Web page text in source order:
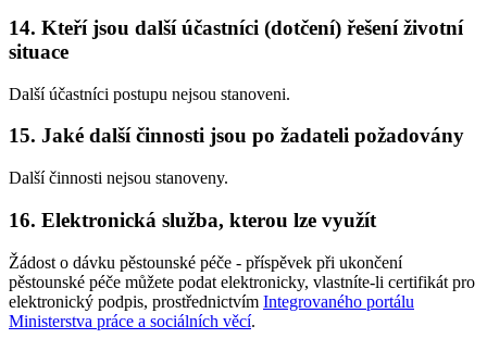
14. Kteří jsou další účastníci (dotčení) řešení životní
situace
Další účastníci postupu nejsou stanoveni.
15. Jaké další činnosti jsou po žadateli požadovány
Další činnosti nejsou stanoveny.
16. Elektronická služba, kterou lze využít
Žádost o dávku pěstounské péče - příspěvek při ukončení
pěstounské péče můžete podat elektronicky, vlastníte-li certifikát pro
elektronický podpis, prostřednictvím Integrovaného portálu
Ministerstva práce a sociálních věcí.